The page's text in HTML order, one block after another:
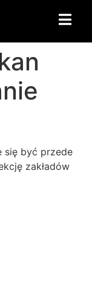
się być przede
zakładów